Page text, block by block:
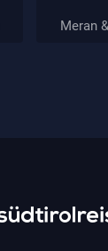
Meran